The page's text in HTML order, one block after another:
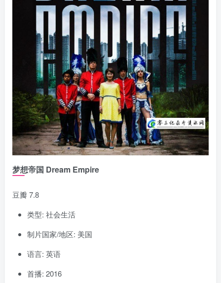
梦想帝国 Dream Empire
豆瓣 7.8
类型: 社会生活
制片国家/地区: 美国
语言: 英语
首播: 2016